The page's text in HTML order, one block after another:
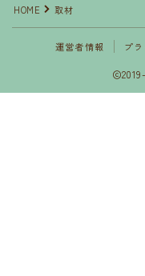
HOME 取材
運営者情報 プ